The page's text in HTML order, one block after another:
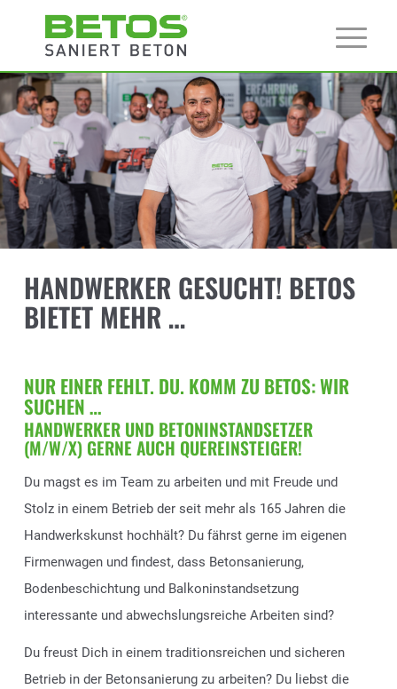
HANDWERKER GESUCHT! BETOS
BIETET MEHR …
NUR EINER FEHLT. DU. KOMM ZU BETOS: WIR
SUCHEN …
HANDWERKER UND BETONINSTANDSETZER
(M/W/X) GERNE AUCH QUEREINSTEIGER!
Du magst es im Team zu arbeiten und mit Freude und
Stolz in einem Betrieb der seit mehr als 165 Jahren die
Handwerkskunst hochhält? Du fährst gerne im eigenen
Firmenwagen und findest, dass Betonsanierung,
Bodenbeschichtung und Balkoninstandsetzung
interessante und abwechslungsreiche Arbeiten sind?
Du freust Dich in einem traditionsreichen und sicheren
Betrieb in der Betonsanierung zu arbeiten? Du liebst die